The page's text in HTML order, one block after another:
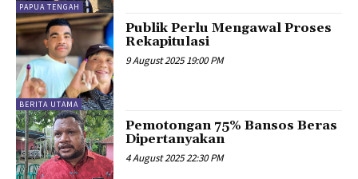
PAPUA TENGAH
BERITA UTAMA
Publik Perlu Mengawal Proses
Rekapitulasi
9 August 2025 19:00 PM
Pemotongan 75% Bansos Beras
Dipertanyakan
4 August 2025 22:30 PM